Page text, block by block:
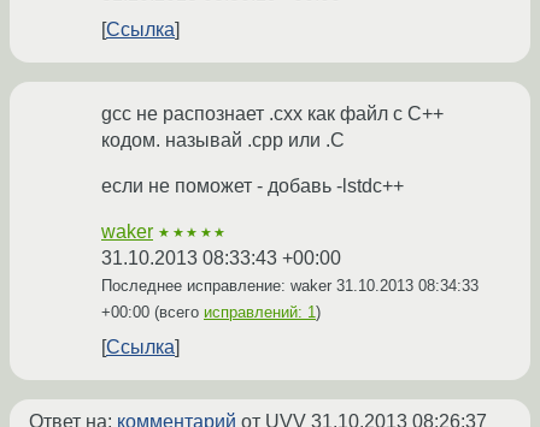
Ссылка
gcc не распознает .cxx как файл с C++
кодом. называй .cpp или .C
если не поможет - добавь -lstdc++
waker ★★★★★
31.10.2013 08:33:43 +00:00
Последнее исправление: waker 31.10.2013 08:34:33
+00:00 (всего исправлений: 1)
Ссылка
Ответ на: комментарий от UVV 31.10.2013 08:26:37